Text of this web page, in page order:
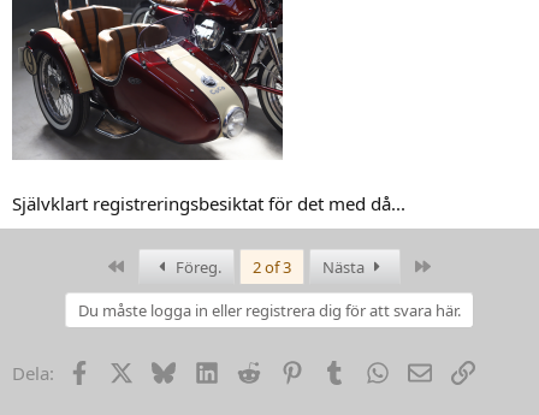
Självklart registreringsbesiktat för det med då...
Föreg. 2 of 3 Nästa
Du måste logga in eller registrera dig för att svara här.
Dela: Facebook BlueskyLinkedIn
Reddit PinterestTumblrWhatsApp
EmailLink